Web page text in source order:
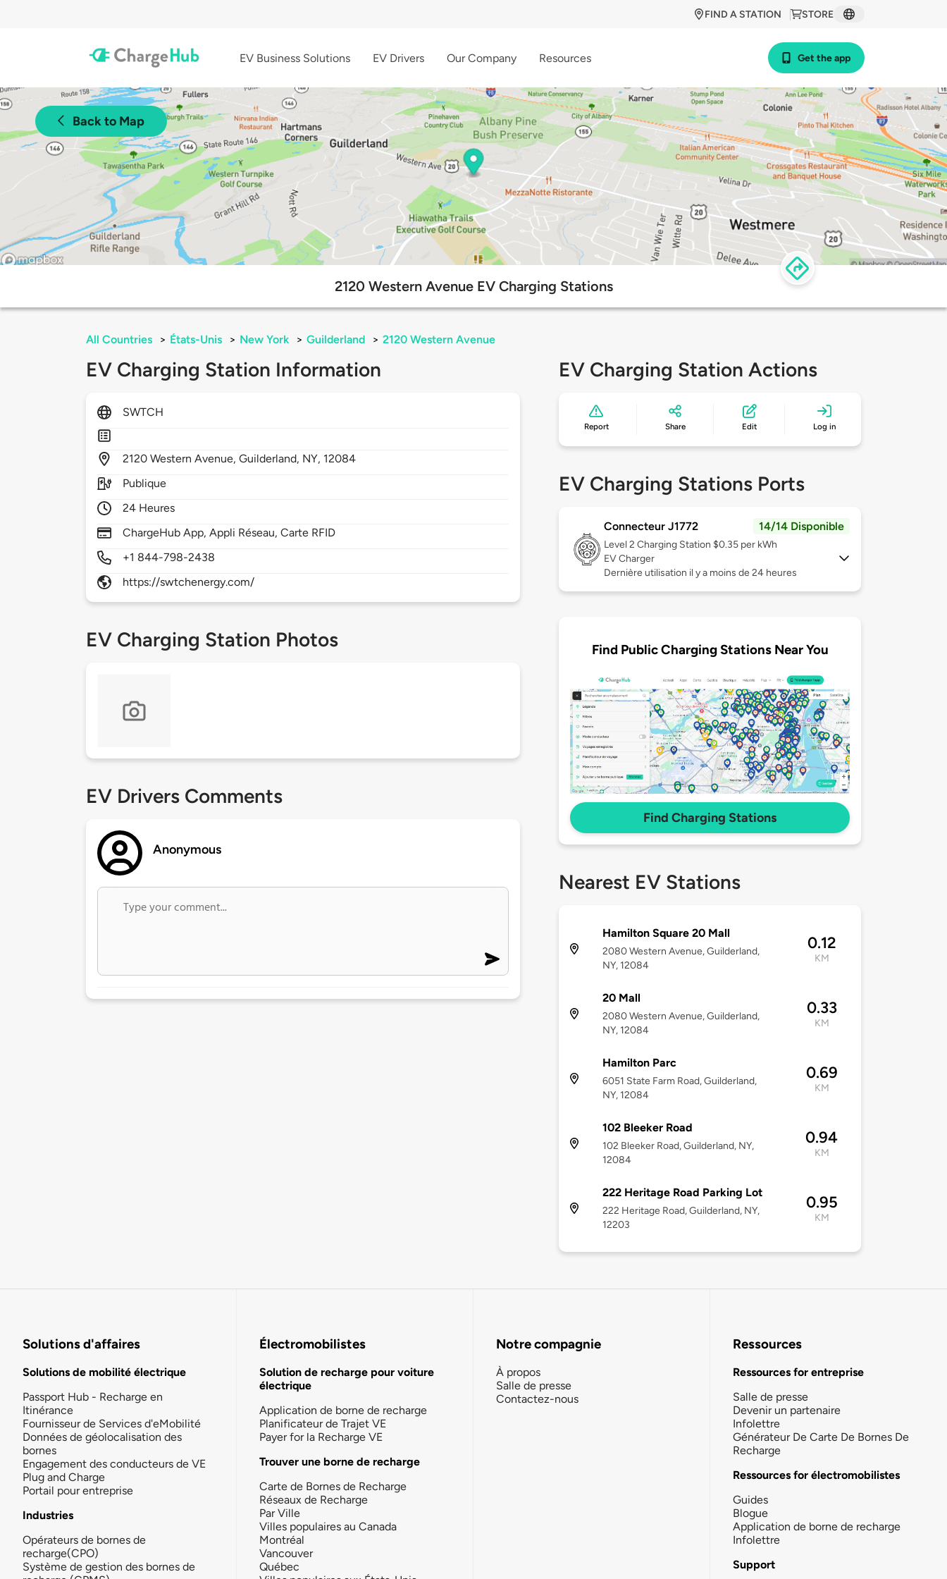
STORE
FIND A STATION
EV Business Solutions EV Drivers Our Company Resources Get the app
Back to Map
2120 Western Avenue EV Charging Stations
All Countries > États-Unis > New York > Guilderland > 2120 Western Avenue
EV Charging Station Information
SWTCH
2120Western Avenue,Guilderland, NY, 12084
Publique
24 Heures
ChargeHub App, Appli Réseau, Carte RFID
+1 844-798-2438
https://swtchenergy.com/
EV Charging Station Photos
EV Drivers Comments
Anonymous
EV Charging Station Actions
Report Share Edit Log in
EV Charging Stations Ports
Connecteur J1772 14/14 Disponible
Level 2 Charging Station $0.35 per kWh
EV Charger
Dernière utilisation il y a moins de 24 heures
Find Public Charging Stations Near You
Find Charging Stations
Nearest EV Stations
Hamilton Square 20 Mall
2080 Western Avenue, Guilderland,
NY, 12084
0.12
KM
20 Mall
2080 Western Avenue, Guilderland,
NY, 12084
0.33
KM
Hamilton Parc
6051 State Farm Road, Guilderland,
NY, 12084
0.69
KM
102 Bleeker Road
102 Bleeker Road, Guilderland, NY,
12084
0.94
KM
222 Heritage Road Parking Lot
222 Heritage Road, Guilderland, NY,
12203
0.95
KM
Solutions d'affaires
Solutions de mobilité électrique
Passport Hub - Recharge en
Itinérance
Fournisseur de Services d'eMobilité
Données de géolocalisation des
bornes
Engagement des conducteurs de VE
Plug and Charge
Portail pour entreprise
Industries
Opérateurs de bornes de
recharge(CPO)
Système de gestion des bornes de
Électromobilistes
Solution de recharge pour voiture
électrique
Application de borne de recharge
Planificateur de Trajet VE
Payer for la Recharge VE
Trouver une borne de recharge
Carte de Bornes de Recharge
Réseaux de Recharge
Par Ville
Villes populaires au Canada
Montréal
Vancouver
Québec
Notre compagnie
À propos
Salle de presse
Contactez-nous
Ressources
Ressources for entreprise
Salle de presse
Devenir un partenaire
Infolettre
Générateur De Carte De Bornes De
Recharge
Ressources for électromobilistes
Guides
Blogue
Application de borne de recharge
Infolettre
Support